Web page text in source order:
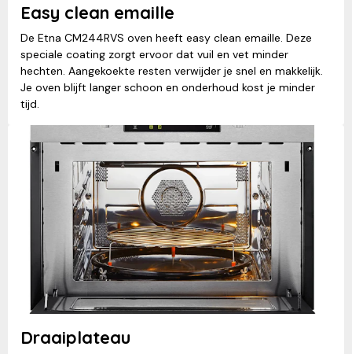
Easy clean emaille
De Etna CM244RVS oven heeft easy clean emaille. Deze
speciale coating zorgt ervoor dat vuil en vet minder
hechten. Aangekoekte resten verwijder je snel en makkelijk.
Je oven blijft langer schoon en onderhoud kost je minder
tijd.
Draaiplateau